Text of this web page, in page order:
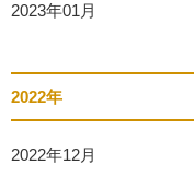
2023年01月
2022年
2022年12月